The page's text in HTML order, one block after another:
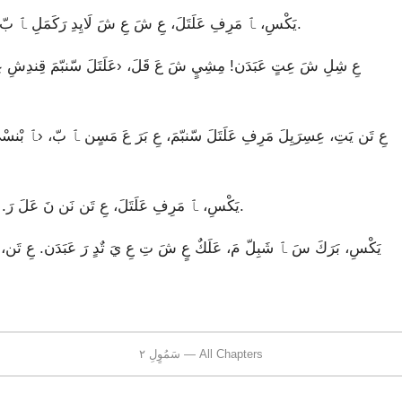
«يَكْسِ، ﭑ مَرِفِ عَلَتَلَ، عِ شَ عِ شَ لَايِدِ رَكَمَلِ ﭑ بّ. عِ نَشَن قَلَ ﭑ شَبِلّ شَ قٍ رَ، عِ شَ نَ رَفِرِ عَبَدَن.
يَكْسِ، ﭑ مَرِفِ عَلَتَلَ، عِ تَن نَن نَ عَلَ رَ. نْندِ نَن عِ شَ مَسٍنيِ رَ. عِ بَرَ عِ شَ هِننّ مَسٍن ﭑ بّ.
سَمُوٍلِ ٢ — All Chapters